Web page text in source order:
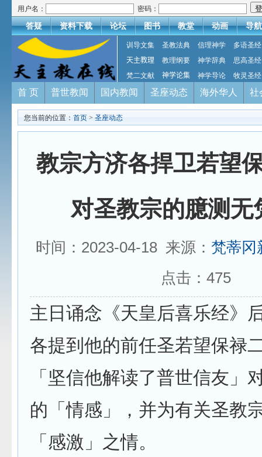
用户名： 密码：
答疑 资料下载 论坛 图书 教堂 动画 导航
训导文集 圣教法典 信理神学
多语圣经
天主教理
教理纲要 神学辞典
思高圣经
梵二文献
神学论集 神学导论 牧灵圣经
首 页 普世教闻 国内教闻 圣座动态 海外华人 社
您当前的位置： 首页 > 圣座动态
教宗方济各捍卫若望
对圣教宗的臆测无
时间：2023-04-18 来源： 梵蒂冈
点击： 475
主日诵念《天皇后喜乐经》
各提到他的前任圣若望保禄
「坚信他解读了普世信友」
的「情感」，并为有关圣教
「感激」之情。